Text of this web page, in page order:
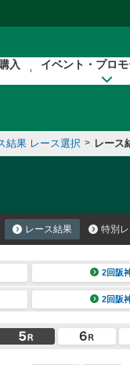
入 イベント・プロ
結果 レース選択 > レース
レース結果 特別
2回阪
2回阪